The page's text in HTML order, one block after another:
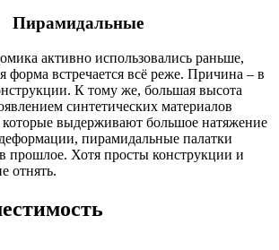
Пирамидальные
активно использовались раньше,
форма встречается всё реже. Причина – в
К тому же, большая высота
синтетических материалов
которые выдерживают большое натяжение
пирамидальные палатки
прошлое. Хотя просты конструкции и
отнять.